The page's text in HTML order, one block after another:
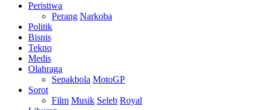
Peristiwa
Perang Narkoba
Politik
Bisnis
Tekno
Medis
Olahraga
Sepakbola MotoGP
Sorot
Film Musik Seleb Royal